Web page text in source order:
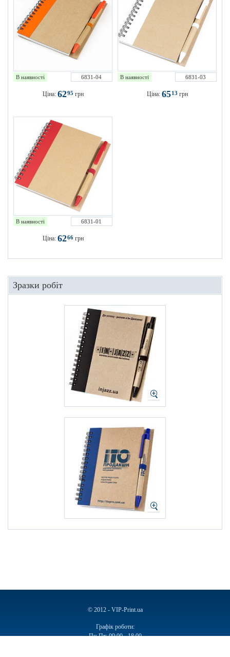
В наявності 6831-04
Ціна: 6295 грн
В наявності 6831-03
Ціна: 6513 грн
В наявності 6831-01
Ціна: 6266грн
Зразки робіт
© 2012 - VIP-Print.ua
Графік роботи:
Пн-Пт: 09:00 - 18:00